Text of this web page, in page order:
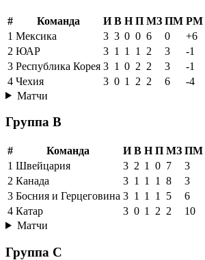
# Команда И В Н П МЗ ПМ РМ
1 Мексика 3 3 0 0 6 0 +6
2 ЮАР 3 1 1 1 2 3 -1
3 Республика Корея 3 1 0 2 2 3 -1
4 Чехия 3 0 1 2 2 6 -4
Матчи
Группа B
# Команда И В Н П МЗ ПМ
1 Швейцария 3 2 1 0 7 3
2 Канада 3 1 1 1 8 3
3 Босния и Герцеговина 3 1 1 1 5 6
4 Катар 3 0 1 2 2 10
Матчи
Группа C